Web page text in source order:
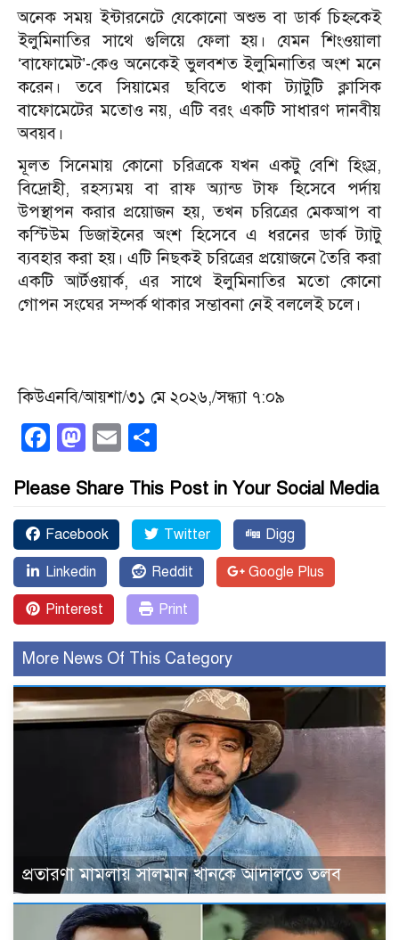
অনেক সময় ইন্টারনেটে যেকোনো অশুভ বা ডার্ক চিহ্নকেই
ইলুমিনাতির সাথে গুলিয়ে ফেলা হয়। যেমন শিংওয়ালা
‘বাফোমেট’-কেও অনেকেই ভুলবশত ইলুমিনাতির অংশ মনে
করেন। তবে সিয়ামের ছবিতে থাকা ট্যাটুটি ক্লাসিক
বাফোমেটের মতোও নয়, এটি বরং একটি সাধারণ দানবীয়
অবয়ব।
মূলত সিনেমায় কোনো চরিত্রকে যখন একটু বেশি হিংস্র,
বিদ্রোহী, রহস্যময় বা রাফ অ্যান্ড টাফ হিসেবে পর্দায়
উপস্থাপন করার প্রয়োজন হয়, তখন চরিত্রের মেকআপ বা
কস্টিউম ডিজাইনের অংশ হিসেবে এ ধরনের ডার্ক ট্যাটু
ব্যবহার করা হয়। এটি নিছকই চরিত্রের প্রয়োজনে তৈরি করা
একটি আর্টওয়ার্ক, এর সাথে ইলুমিনাতির মতো কোনো
গোপন সংঘের সম্পর্ক থাকার সম্ভাবনা নেই বললেই চলে।
কিউএনবি/আয়শা/৩১ মে ২০২৬,/সন্ধ্যা ৭:০৯
Facebook
Mastodon
Email
Please Share This Post in Your Social Media
Facebook Twitter Digg
Linkedin Reddit Google Plus
Pinterest Print
More News Of This Category
প্রতারণা মামলায় সালমান খানকে আদালতে তলব